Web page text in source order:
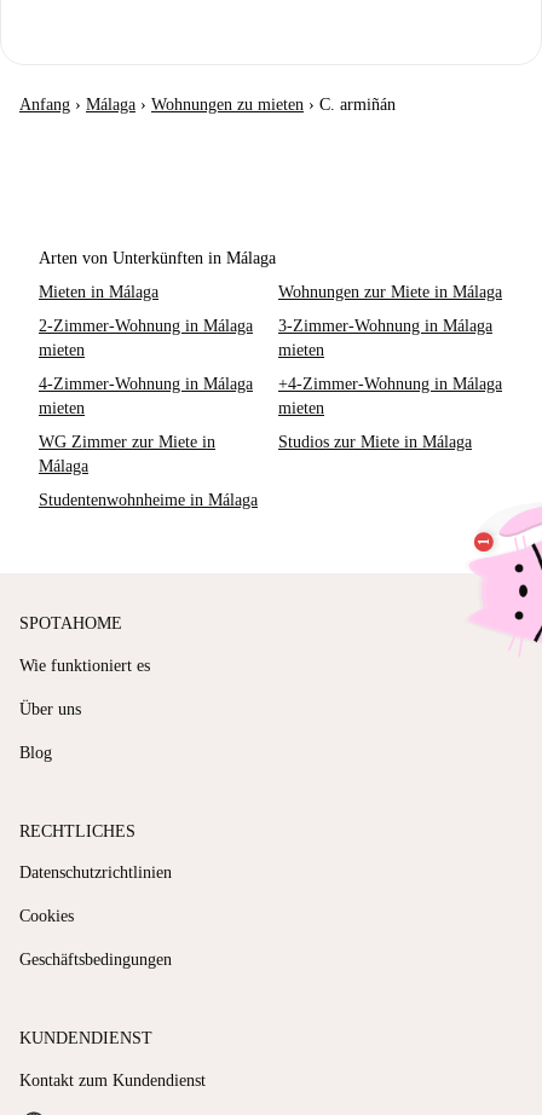
Anfang › Málaga › Wohnungen zu mieten › C. armiñán
Arten von Unterkünften in Málaga
Mieten in Málaga
Wohnungen zur Miete in Málaga
2-Zimmer-Wohnung in Málaga
mieten
3-Zimmer-Wohnung in Málaga
mieten
4-Zimmer-Wohnung in Málaga
mieten
+4-Zimmer-Wohnung in Málaga
mieten
WG Zimmer zur Miete in
Málaga
Studios zur Miete in Málaga
Studentenwohnheime in Málaga
SPOTAHOME
Wie funktioniert es
Über uns
Blog
RECHTLICHES
Datenschutzrichtlinien
Cookies
Geschäftsbedingungen
KUNDENDIENST
Kontakt zum Kundendienst